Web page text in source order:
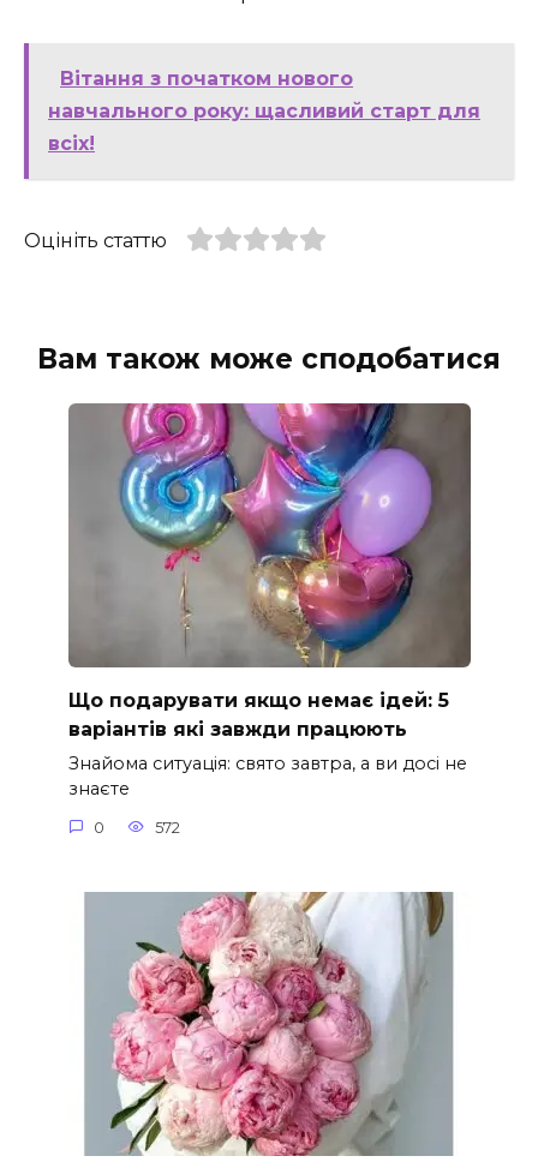
Вітання з початком нового
навчального року: щасливий старт для
всіх!
Оцініть статтю
Вам також може сподобатися
Що подарувати якщо немає ідей: 5
варіантів які завжди працюють
Знайома ситуація: свято завтра, а ви досі не
знаєте
0 572